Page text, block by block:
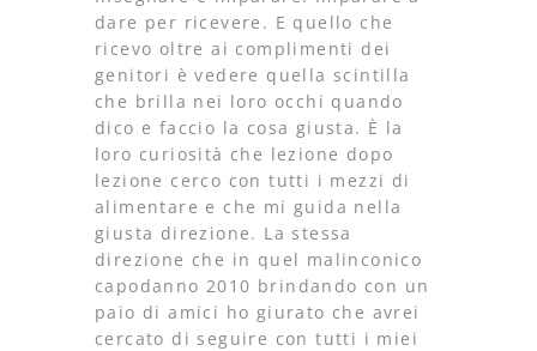
dare per ricevere. E quello che
ricevo oltre ai complimenti dei
genitori è vedere quella scintilla
che brilla nei loro occhi quando
dico e faccio la cosa giusta. È la
loro curiosità che lezione dopo
lezione cerco con tutti i mezzi di
alimentare e che mi guida nella
giusta direzione. La stessa
direzione che in quel malinconico
capodanno 2010 brindando con un
paio di amici ho giurato che avrei
cercato di seguire con tutti i miei